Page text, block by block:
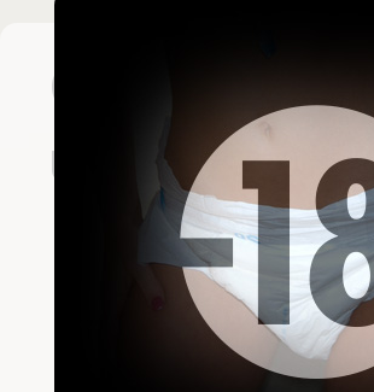
Connexion
Un compte est
Nom
Mot